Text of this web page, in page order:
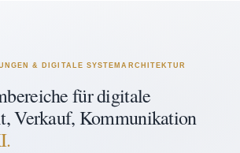
& DIGITALE SYSTEMARCHITEKTUR
für digitale
Verkauf, Kommunikation